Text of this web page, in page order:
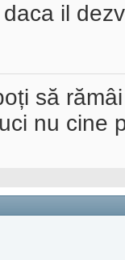
il
să
nu cine